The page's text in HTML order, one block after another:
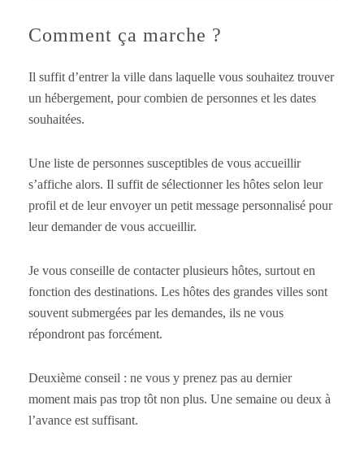
Comment ça marche ?
Il suffit d’entrer la ville dans laquelle vous souhaitez trouver
un hébergement, pour combien de personnes et les dates
souhaitées.
Une liste de personnes susceptibles de vous accueillir
s’affiche alors. Il suffit de sélectionner les hôtes selon leur
profil et de leur envoyer un petit message personnalisé pour
leur demander de vous accueillir.
Je vous conseille de contacter plusieurs hôtes, surtout en
fonction des destinations. Les hôtes des grandes villes sont
souvent submergées par les demandes, ils ne vous
répondront pas forcément.
Deuxième conseil : ne vous y prenez pas au dernier
moment mais pas trop tôt non plus. Une semaine ou deux à
l’avance est suffisant.